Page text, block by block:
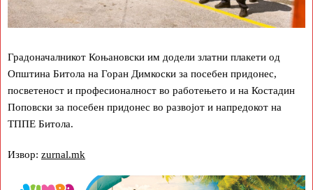
Градоначалникот Коњановски им додели златни плакети од
Општина Битола на Горан Димкоски за посебен придонес,
посветеност и професионалност во работењето и на Костадин
Поповски за посебен придонес во развојот и напредокот на
ТППЕ Битола.
Извор: zurnal.mk